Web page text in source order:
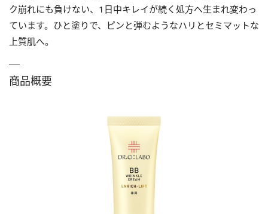
ク崩れにも負けない、1日中キレイが続く処方へ生まれ変わっ
ています。ひと塗りで、ピンと弾むようなハリとセミマットな
上質肌へ。
商品概要